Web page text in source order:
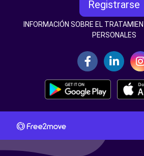
Registrarse
INFORMACIÓN SOBRE EL
PERSONALES